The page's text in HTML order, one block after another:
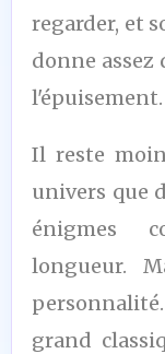
regarder, et
donne assez
l'épuisement.
Il reste
univers que
énigmes
longueur.
grand